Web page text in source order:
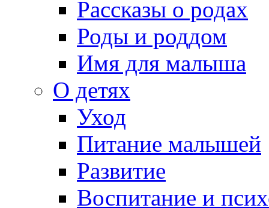
Рассказы о родах
Роды и роддом
Имя для малыша
О детях
Уход
Питание малышей
Развитие
Воспитание и